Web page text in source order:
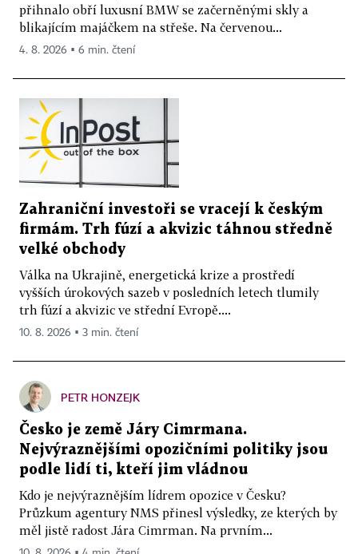
přihnalo obří luxusní BMW se začerněnými skly a
blikajícím majáčkem na střeše. Na červenou...
4. 8. 2026 ▪ 6 min. čtení
Zahraniční investoři se vracejí k českým
firmám. Trh fúzí a akvizic táhnou středně
velké obchody
Válka na Ukrajině, energetická krize a prostředí
vyšších úrokových sazeb v posledních letech tlumily
trh fúzí a akvizic ve střední Evropě....
10. 8. 2026 ▪ 3 min. čtení
PETR HONZEJK
Česko je země Járy Cimrmana.
Nejvýraznějšími opozičními politiky jsou
podle lidí ti, kteří jim vládnou
Kdo je nejvýraznějším lídrem opozice v Česku?
Průzkum agentury NMS přinesl výsledky, ze kterých by
měl jistě radost Jára Cimrman. Na prvním...